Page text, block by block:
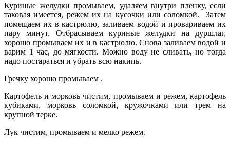
Куриные желудки промываем, удаляем внутри пленку, если
таковая имеется, режем их на кусочки или соломкой. Затем
помещаем их в кастрюлю, заливаем водой и провариваем их
пару минут. Отбрасываем куриные желудки на дуршлаг,
хорошо промываем их и в кастрюлю. Снова заливаем водой и
варим 1 час, до мягкости. Можно воду не сливать, но тогда
надо постараться и убрать всю накипь.
Гречку хорошо промываем .
Картофель и морковь чистим, промываем и режем, картофель
кубиками, морковь соломкой, кружочками или трем на
крупной терке.
Лук чистим, промываем и мелко режем.